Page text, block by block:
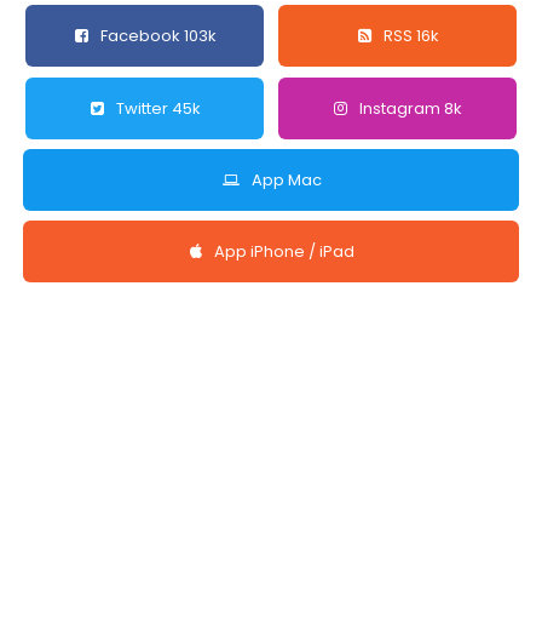
Facebook 103k RSS 16k
Twitter 45k Instagram 8k
App Mac
App iPhone / iPad